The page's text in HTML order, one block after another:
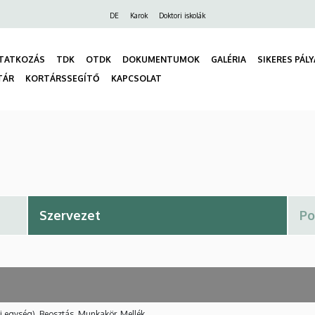
DE Karok Doktori iskolák
TDK OTDK DOKUMENTUMOK GALÉRIA
SIKERES
KORTÁRSSEGÍTŐ KAPCSOLAT